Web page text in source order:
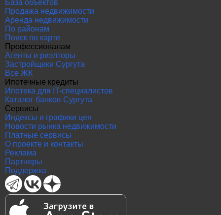
База объектов
Продажа недвижимости
Аренда недвижимости
По районам
Поиск по карте
Профессионалам
Агенты и риэлторы
Застройщики Сургута
Все ЖК
Ипотечные кредиты
Ипотека для IT-специалистов
Каталог банков Сургута
Сервисы
Индексы и графики цен
Новости рынка недвижимости
Платные сервисы
О проекте и контакты
Реклама
Партнеры
Поддержка